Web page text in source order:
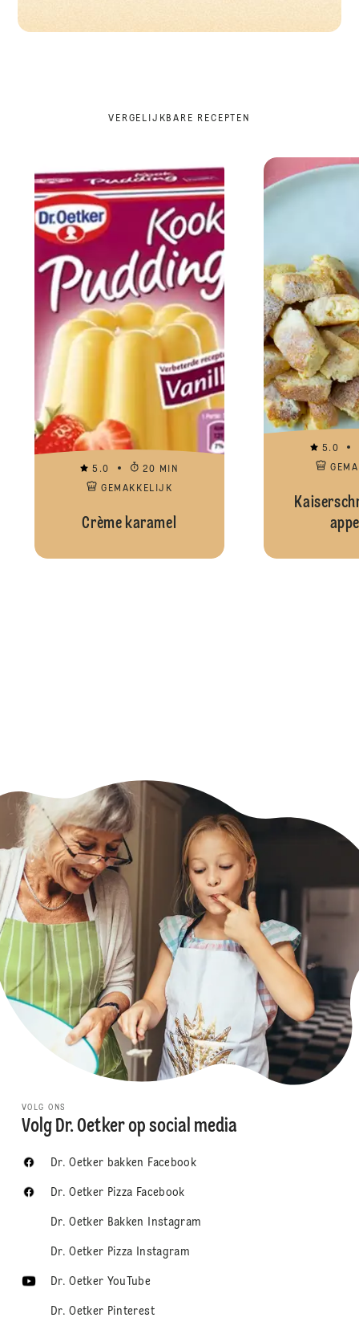
VERGELIJKBARE RECEPTEN
5.0
20 MIN
GEMAKKELIJK
Crème karamel
5.0
VOLG ONS
Volg Dr. Oetker op social media
Dr. Oetker bakken Facebook
Dr. Oetker Pizza Facebook
Dr. Oetker Bakken Instagram
Dr. Oetker Pizza Instagram
Dr. Oetker YouTube
Dr. Oetker Pinterest